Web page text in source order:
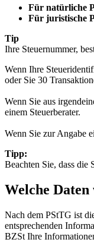
Für natürliche
Für juristische
Tip
Ihre Steuernummer,
Wenn Ihre
oder Sie 30
Wenn Sie aus
einem Steuerberater.
Wenn Sie zur Angabe
Tipp:
Beachten Sie, dass
Welche Daten
Nach dem PStTG ist
entsprechenden
BZSt Ihre